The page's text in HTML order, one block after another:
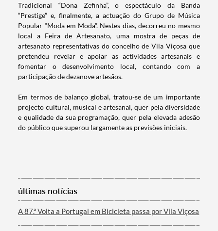
Termo de Pesquisa
Categorias gerais
Tradicional “Dona Zefinha”, o espectáculo da Banda
“Prestige” e, finalmente, a actuação do Grupo de Música
Popular “Moda em Moda”. Nestes dias, decorreu no mesmo
local a Feira de Artesanato, uma mostra de peças de
artesanato representativas do concelho de Vila Viçosa que
pretendeu revelar e apoiar as actividades artesanais e
fomentar o desenvolvimento local, contando com a
participação de dezanove artesãos.
Em termos de balanço global, tratou-se de um importante
projecto cultural, musical e artesanal, quer pela diversidade
e qualidade da sua programação, quer pela elevada adesão
do público que superou largamente as previsões iniciais.
últimas notícias
A 87.ª Volta a Portugal em Bicicleta passa por Vila Viçosa